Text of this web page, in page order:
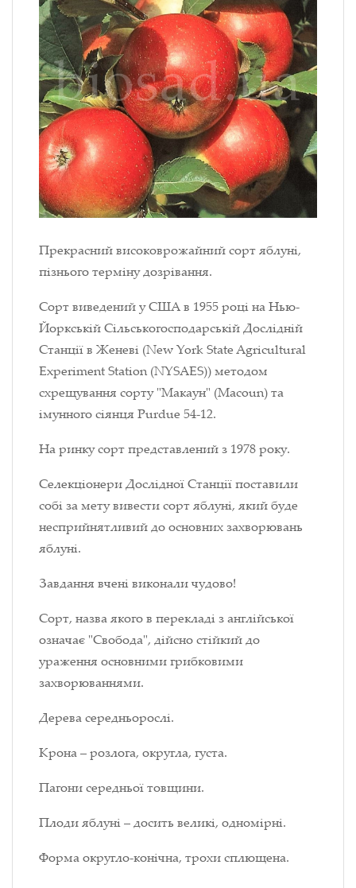
Прекрасний високоврожайний сорт яблуні,
пізнього терміну дозрівання.
Сорт виведений у США в 1955 році на Нью-
Йоркській Сільськогосподарській Дослідній
Станції в Женеві (New York State Agricultural
Experiment Station (NYSAES)) методом
схрещування сорту "Макаун" (Macoun) та
імунного сіянця Purdue 54-12.
На ринку сорт представлений з 1978 року.
Селекціонери Дослідної Станції поставили
собі за мету вивести сорт яблуні, який буде
несприйнятливий до основних захворювань
яблуні.
Завдання вчені виконали чудово!
Сорт, назва якого в перекладі з англійської
означає "Свобода", дійсно стійкий до
ураження основними грибковими
захворюваннями.
Дерева середньорослі.
Крона – розлога, округла, густа.
Пагони середньої товщини.
Плоди яблуні – досить великі, одномірні.
Форма округло-конічна, трохи сплющена.